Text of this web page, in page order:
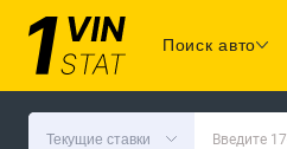
Поиск авто
Текущие ставки Введите